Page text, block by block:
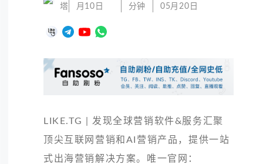
塔
月10日
分钟
05月20日
LIKE.TG | 发现全球营销软件&服务汇聚
顶尖互联网营销和AI营销产品，提供一站
式出海营销解决方案。唯一官网：